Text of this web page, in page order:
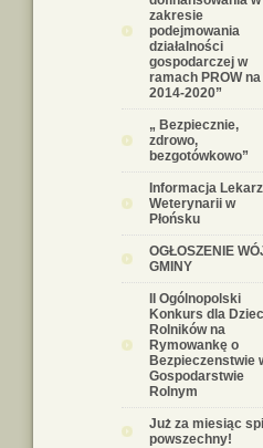
zakresie
podejmowania
działalności
gospodarczej w
ramach PROW
2014-2020”
„ Bezpiecznie,
zdrowo,
bezgotówkowo”
Informacja
Weterynarii w
Płońsku
OGŁOSZENIE
GMINY
II Ogólnopolski
Konkurs dla
Rolników na
Rymowankę o
Bezpieczenstwie
Gospodarstwie
Rolnym
Już za miesiąc
powszechny!